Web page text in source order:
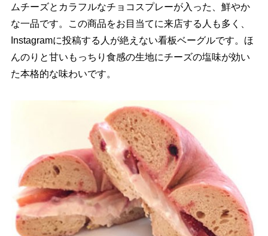
ムチーズとカラフルなチョコスプレーが入った、鮮やか
な一品です。この商品をお目当てに来店する人も多く、
Instagramに投稿する人が絶えない看板ベーグルです。ほ
んのりと甘いもっちり食感の生地にチーズの塩味が効い
た本格的な味わいです。